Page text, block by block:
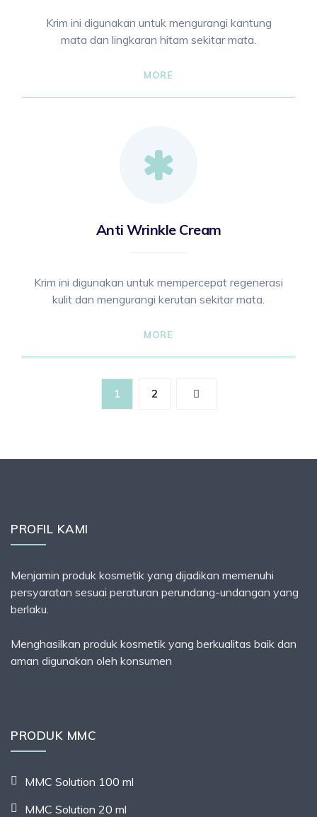
Krim ini digunakan untuk mengurangi kantung
mata dan lingkaran hitam sekitar mata.
MORE
Anti Wrinkle Cream
Krim ini digunakan untuk mempercepat regenerasi
kulit dan mengurangi kerutan sekitar mata.
MORE
1 2
PROFIL KAMI
Menjamin produk kosmetik yang dijadikan memenuhi
persyaratan sesuai peraturan perundang-undangan yang
berlaku.
Menghasilkan produk kosmetik yang berkualitas baik dan
aman digunakan oleh konsumen
PRODUK MMC
MMC Solution 100 ml
MMC Solution 20 ml